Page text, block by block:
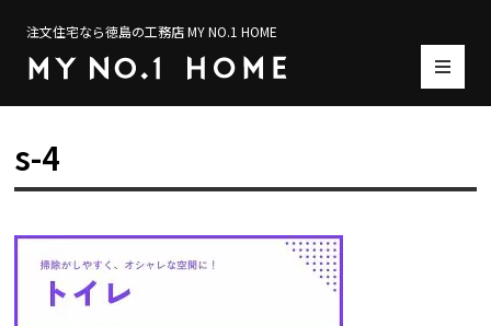
注文住宅なら徳島の工務店 MY NO.1 HOME
s-4